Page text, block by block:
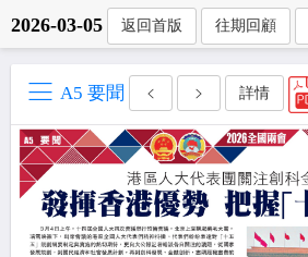
2026-03-05 返回首版 往期回顧
A5 要聞 詳情